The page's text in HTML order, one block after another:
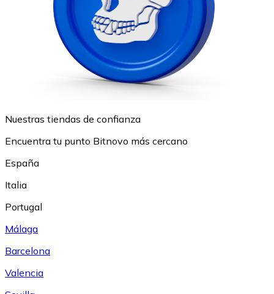
Nuestras tiendas de confianza
Encuentra tu punto Bitnovo más cercano
España
Italia
Portugal
Málaga
Barcelona
Valencia